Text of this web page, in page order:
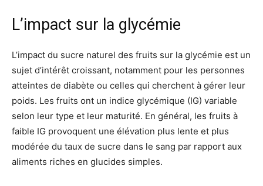
L’impact sur la glycémie
L’impact du sucre naturel des fruits sur la glycémie est un
sujet d’intérêt croissant, notamment pour les personnes
atteintes de diabète ou celles qui cherchent à gérer leur
poids. Les fruits ont un indice glycémique (IG) variable
selon leur type et leur maturité. En général, les fruits à
faible IG provoquent une élévation plus lente et plus
modérée du taux de sucre dans le sang par rapport aux
aliments riches en glucides simples.